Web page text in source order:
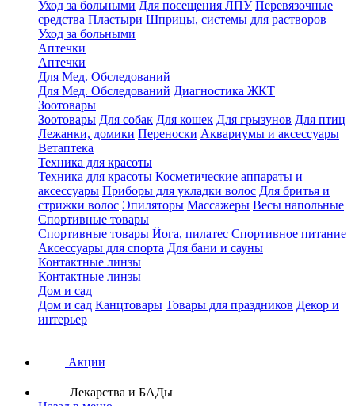
Уход за больными Для посещения ЛПУ Перевязочные
средства Пластыри Шприцы, системы для растворов
Уход за больными
Аптечки
Аптечки
Для Мед. Обследований
Для Мед. Обследований Диагностика ЖКТ
Зоотовары
Зоотовары Для собак Для кошек Для грызунов Для птиц
Лежанки, домики Переноски Аквариумы и аксессуары
Ветаптека
Техника для красоты
Техника для красоты Косметические аппараты и
аксессуары Приборы для укладки волос Для бритья и
стрижки волос Эпиляторы Массажеры Весы напольные
Спортивные товары
Спортивные товары Йога, пилатес Спортивное питание
Аксессуары для спорта Для бани и сауны
Контактные линзы
Контактные линзы
Дом и сад
Дом и сад Канцтовары Товары для праздников Декор и
интерьер
Акции
Лекарства и БАДы